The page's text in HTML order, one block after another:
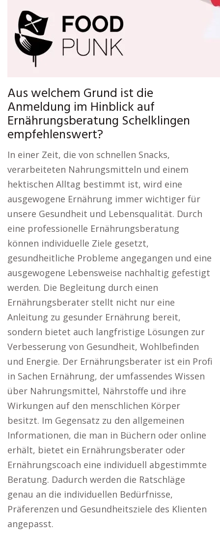
Aus welchem Grund ist die
Anmeldung im Hinblick auf
Ernährungsberatung Schelklingen
empfehlenswert?
In einer Zeit, die von schnellen Snacks,
verarbeiteten Nahrungsmitteln und einem
hektischen Alltag bestimmt ist, wird eine
ausgewogene Ernährung immer wichtiger für
unsere Gesundheit und Lebensqualität. Durch
eine professionelle Ernährungsberatung
können individuelle Ziele gesetzt,
gesundheitliche Probleme angegangen und eine
ausgewogene Lebensweise nachhaltig gefestigt
werden. Die Begleitung durch einen
Ernährungsberater stellt nicht nur eine
Anleitung zu gesunder Ernährung bereit,
sondern bietet auch langfristige Lösungen zur
Verbesserung von Gesundheit, Wohlbefinden
und Energie. Der Ernährungsberater ist ein Profi
in Sachen Ernährung, der umfassendes Wissen
über Nahrungsmittel, Nährstoffe und ihre
Wirkungen auf den menschlichen Körper
besitzt. Im Gegensatz zu den allgemeinen
Informationen, die man in Büchern oder online
erhält, bietet ein Ernährungsberater oder
Ernährungscoach eine individuell abgestimmte
Beratung. Dadurch werden die Ratschläge
genau an die individuellen Bedürfnisse,
Präferenzen und Gesundheitsziele des Klienten
angepasst.